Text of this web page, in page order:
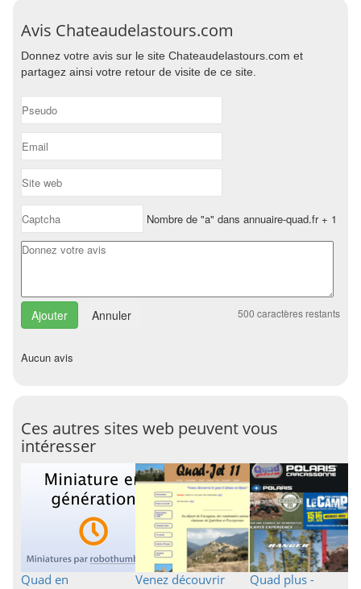
Avis Chateaudelastours.com
Donnez votre avis sur le site Chateaudelastours.com et
partagez ainsi votre retour de visite de ce site.
Nombre de "a" dans annuaire-quad.fr + 1
Annuler 500 caractères restants
Aucun avis
Ces autres sites web peuvent vous
intéresser
Quad en
Venez découvrir
Quad plus -